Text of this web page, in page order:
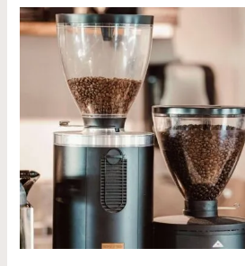
Melhor
Cafeteira
Moedor
Café
Integrado:
Guia
Completo
2025